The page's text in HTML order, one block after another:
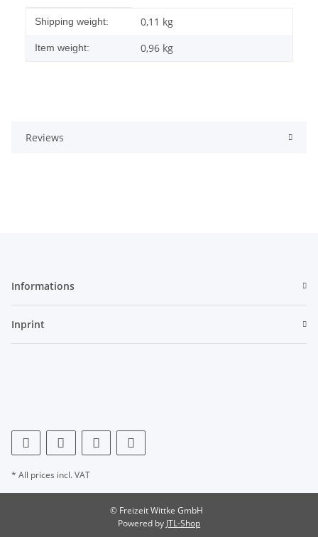
Item information
Value
Shipping weight: 0,11 kg
Item weight: 0,96 kg
Reviews
Informations
Inprint
* All prices incl. VAT
© Freizeit Wittke GmbH
Powered by JTL-Shop